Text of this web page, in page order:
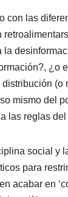
con las
la
¿o
(o
mismo del
las reglas
social y
para
acabar en